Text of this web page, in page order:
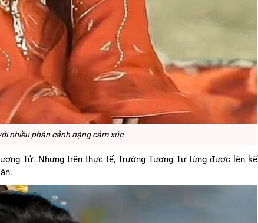
nhiều phân cảnh nặng cảm xúc
Tử. Nhưng trên thực tế, Trường Tương Tư từng được lên kế